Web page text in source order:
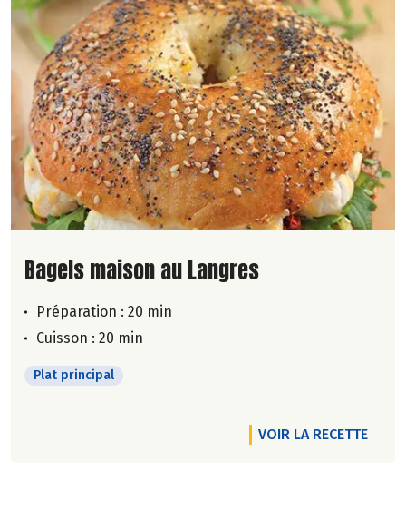
Lire la suite de la recette
Bagels maison au Langres
Préparation : 20 min
Cuisson : 20 min
Plat principal
VOIR LA RECETTE